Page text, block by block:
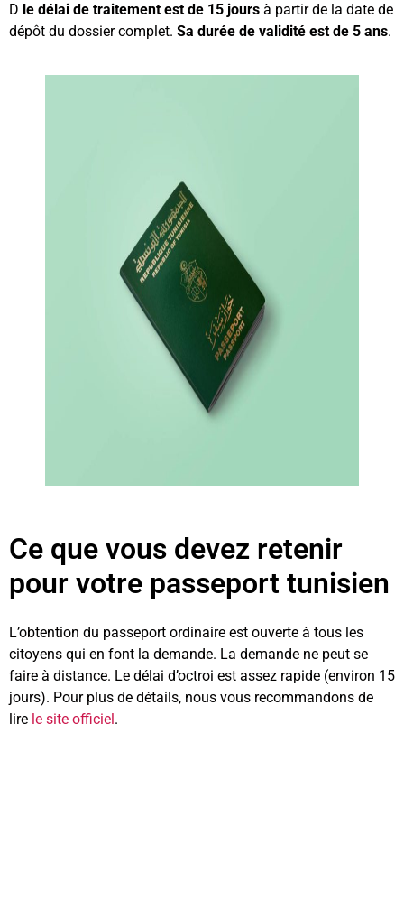
D le délai de traitement est de 15 jours à partir de la date de
dépôt du dossier complet. Sa durée de validité est de 5 ans.
Ce que vous devez retenir
pour votre passeport tunisien
L’obtention du passeport ordinaire est ouverte à tous les
citoyens qui en font la demande. La demande ne peut se
faire à distance. Le délai d’octroi est assez rapide (environ 15
jours). Pour plus de détails, nous vous recommandons de
lire le site officiel.